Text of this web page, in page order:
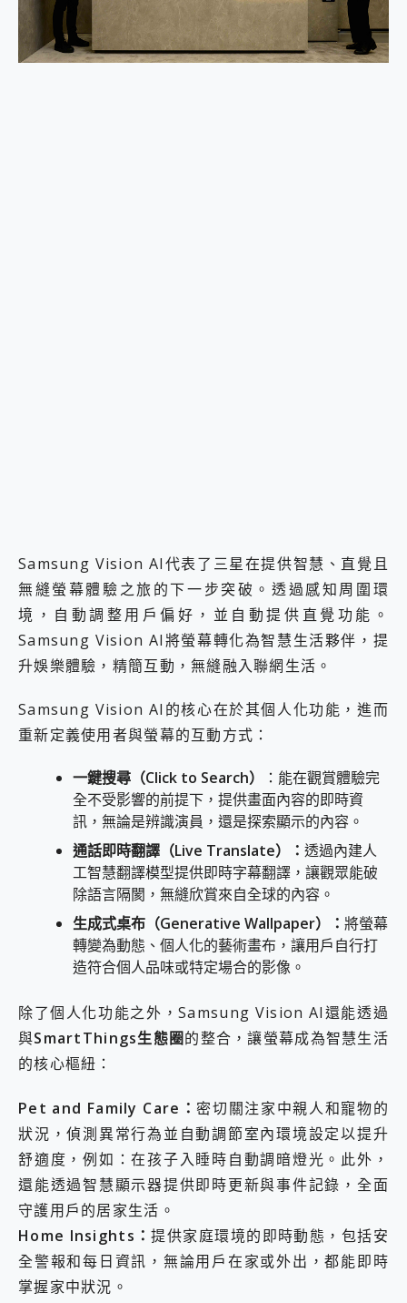
Samsung Vision AI代表了三星在提供智慧、直覺且
無縫螢幕體驗之旅的下一步突破。透過感知周圍環
境，自動調整用戶偏好，並自動提供直覺功能。
Samsung Vision AI將螢幕轉化為智慧生活夥伴，提
升娛樂體驗，精簡互動，無縫融入聯網生活。
Samsung Vision AI的核心在於其個人化功能，進而
重新定義使用者與螢幕的互動方式：
一鍵搜尋（Click to Search）
：能在觀賞體驗完
全不受影響的前提下，提供畫面內容的即時資
訊，無論是辨識演員，還是探索顯示的內容。
通話即時翻譯（Live Translate）： 透過內建人
工智慧翻譯模型提供即時字幕翻譯，讓觀眾能破
除語言隔閡，無縫欣賞來自全球的內容。
生成式桌布（Generative Wallpaper）： 將螢幕
轉變為動態、個人化的藝術畫布，讓用戶自行打
造符合個人品味或特定場合的影像。
除了個人化功能之外，Samsung Vision AI還能透過
與SmartThings生態圈的整合，讓螢幕成為智慧生活
的核心樞紐：
Pet and Family Care： 密切關注家中親人和寵物的
狀況，偵測異常行為並自動調節室內環境設定以提升
舒適度，例如：在孩子入睡時自動調暗燈光。此外，
還能透過智慧顯示器提供即時更新與事件記錄，全面
守護用戶的居家生活。
Home Insights：提供家庭環境的即時動態，包括安
全警報和每日資訊，無論用戶在家或外出，都能即時
掌握家中狀況。